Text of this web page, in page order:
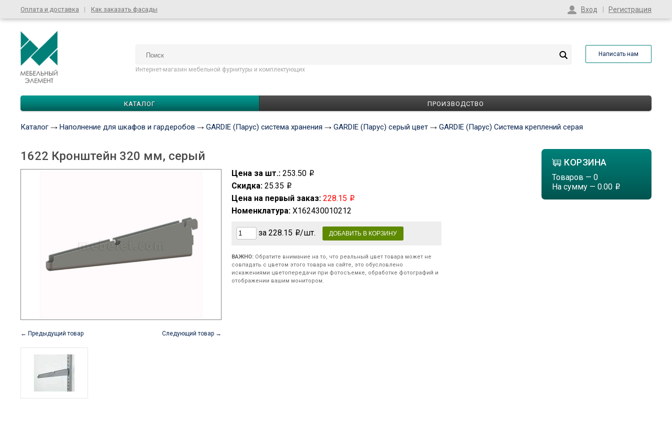
Оплата и доставка Как заказать фасады Вход Регистрация
Интернет-магазин мебельной фурнитуры и комплектующих
Написать нам
КАТАЛОГ ПРОИЗВОДСТВО
Каталог Наполнение для шкафов и гардеробов GARDIE (Парус) система хранения GARDIE (Парус) серый цвет GARDIE (Парус) Система креплений серая
1622 Кронштейн 320 мм, серый
← Предыдущий товар Следующий товар →
Цена за шт.: 253.50
Скидка: 25.35
Цена на первый заказ: 228.15
Номенклатура: X162430010212
за 228.15 /шт.
ВАЖНО: Обратите внимание на то, что реальный цвет товара может не
совпадать с цветом этого товара на сайте, это обусловлено
искажениями цветопередачи при фотосъемке, обработке фотографий и
отображении вашим монитором.
КОРЗИНА
Товаров — 0
На сумму — 0.00